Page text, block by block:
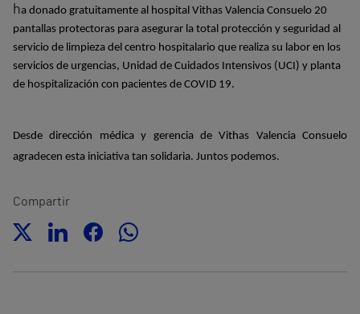
ha donado gratuitamente al hospital Vithas Valencia Consuelo 20
pantallas protectoras para asegurar la total protección y seguridad al
servicio de limpieza del centro hospitalario que realiza su labor en los
servicios de urgencias, Unidad de Cuidados Intensivos (UCI) y planta
de hospitalización con pacientes de COVID 19.
Desde dirección médica y gerencia de Vithas Valencia Consuelo
agradecen esta iniciativa tan solidaria. Juntos podemos.
Compartir